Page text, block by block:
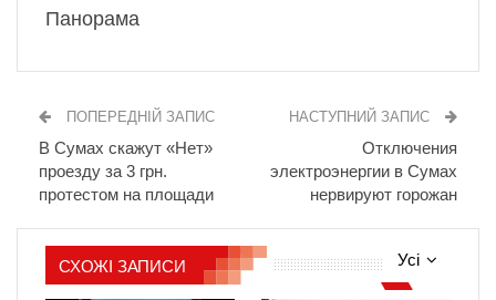
Панорама
ПОПЕРЕДНІЙ ЗАПИС
В Сумах скажут «Нет»
проезду за 3 грн.
протестом на площади
НАСТУПНИЙ ЗАПИС
Отключения
электроэнергии в Сумах
нервируют горожан
Усі
СХОЖІ ЗАПИСИ